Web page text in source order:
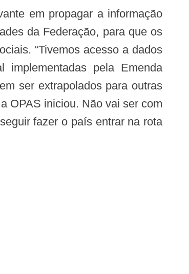
da Federação, para que os
“Tivemos acesso a dados
implementadas pela Emenda
ser extrapolados para outras
OPAS iniciou. Não vai ser com
fazer o país entrar na rota